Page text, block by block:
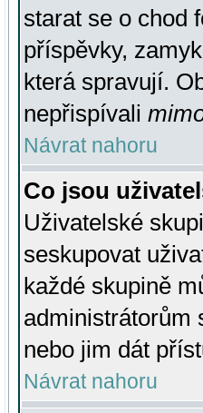
starat se o chod
příspěvky,
která spravují.
nepřispívali
Návrat nahoru
Co jsou
Uživatelské
seskupovat
každé skupině
administrátorům
nebo jim dát
Návrat nahoru